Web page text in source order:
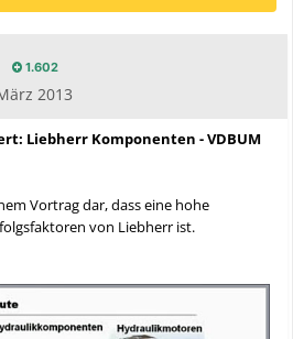
1.602
2013
Liebherr Komponenten - VDBUM
Vortrag dar, dass eine hohe
von Liebherr ist.